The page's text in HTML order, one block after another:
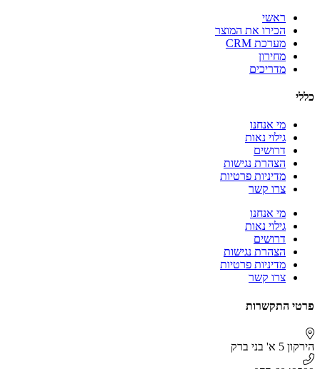
ראשי
הכירו את המוצר
מערכת CRM
מחירון
מדריכים
כללי
מי אנחנו
גילוי נאות
דרושים
הצהרת נגישות
מדיניות פרטיות
צרו קשר
מי אנחנו
גילוי נאות
דרושים
הצהרת נגישות
מדיניות פרטיות
צרו קשר
פרטי התקשרות
הירקון 5 א' בני ברק